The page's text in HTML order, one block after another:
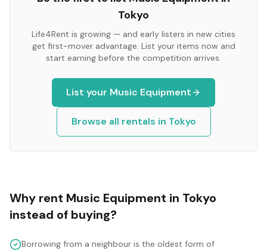
Tokyo
Life4Rent is growing — and early listers in new cities
get first-mover advantage. List your items now and
start earning before the competition arrives.
List your Music Equipment
Browse all rentals in Tokyo
Why rent Music Equipment in Tokyo
instead of buying?
Borrowing from a neighbour is the oldest form of